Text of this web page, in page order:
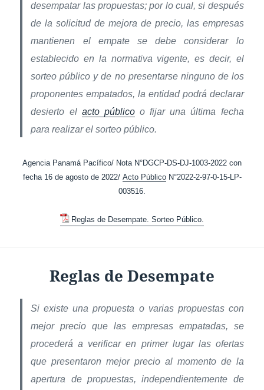
desempatar las propuestas; por lo cual, si después
de la solicitud de mejora de precio, las empresas
mantienen el empate se debe considerar lo
establecido en la normativa vigente, es decir, el
sorteo público y de no presentarse ninguno de los
proponentes empatados, la entidad podrá declarar
desierto el acto públicoo fijar una última fecha
para realizar el sorteo público.
Agencia Panamá Pacífico/ Nota N°DGCP-DS-DJ-1003-2022 con
fecha 16 de agosto de 2022/ Acto PúblicoN°2022-2-97-0-15-LP-
003516.
Reglas de Desempate. Sorteo Público.
Reglas de Desempate
Si existe una propuesta o varias propuestas con
mejor precio que las empresas empatadas, se
procederá a verificar en primer lugar las ofertas
que presentaron mejor precio al momento de la
apertura de propuestas, independientemente de